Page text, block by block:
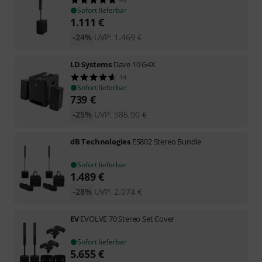
Sofort lieferbar
1.111 €
UVP: 1.469 €
-24%
LD Systems Dave 10 G4X
14
Sofort lieferbar
739 €
UVP: 986,90 €
-25%
dB Technologies ES802 Stereo Bundle
Sofort lieferbar
1.489€
UVP: 2.074 €
-28%
EVEVOLVE 70 Stereo Set Cover
Sofort lieferbar
5.655€